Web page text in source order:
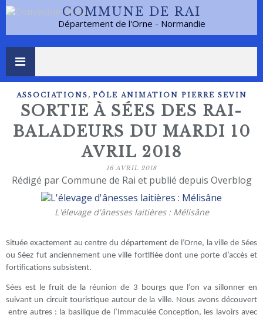
COMMUNE DE RAI
Département de l'Orne - Normandie
ASSOCIATIONS , PÔLE ANIMATION PIERRE SEVIN
SORTIE À SÉES DES RAI-
BALADEURS DU MARDI 10
AVRIL 2018
16 AVRIL 2018
Rédigé par Commune de Rai et publié depuis Overblog
L'élevage d'ânesses laitières : Mélisâne
Située exactement au centre du département de l’Orne, la ville de Sées
ou Séez fut anciennement une ville fortifiée dont une porte d’accès et
fortifications subsistent.
Sées est le fruit de la réunion de 3 bourgs que l’on va sillonner en
suivant un circuit touristique autour de la ville. Nous avons découvert
entre autres : la basilique de l’Immaculée Conception, les lavoirs avec